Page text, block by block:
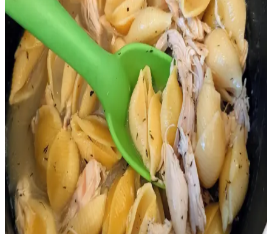
A101 Kargo Teslim Süresi ve Süreç Analizi
Türkiye'de Online Alışverişte Güncel Durum
A101'in online alışverişlerde teslimat süresi genellikle 2-4 gün
arasında değişir. Bölge, stok ve kargo şirketleri teslimat süresini
etkiler, müşteri memnuniyeti ve süreç yönetimi açısından önemlidir.
Risotto Pişirme Süresi ve Teknikleri: Doğru
Yöntemlerle Kremamsı Sonuçlar
Risotto pişirme süresi genellikle 20 dakikadan uzun sürer. Pirinç
türü, stok sıcaklığı, ısı kontrolü ve ekipman gibi faktörler lezzet ve
dokuyu belirler. Doğru teknikle kremamsı risotto elde edilir.
Bütün Çiğ Tavuk Almanın Ekonomik, Lezzetli ve
Çevre Dostu Avantajları
Bütün çiğ tavuk satın almak, ekonomik fiyat avantajı, farklı pişirme
seçenekleri ve ambalaj atığını azaltma gibi faydalar sunar.
Kemiklerden stok yapımı da besleyici ve lezzetli alternatifler sağlar.